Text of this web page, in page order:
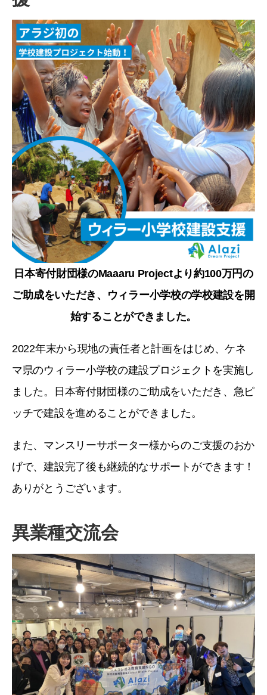
日本寄付財団様のMaaaru Projectより約100万円の
ご助成をいただき、ウィラー小学校の学校建設を開
始することができました。
2022年末から現地の責任者と計画をはじめ、ケネ
マ県のウィラー小学校の建設プロジェクトを実施し
ました。日本寄付財団様のご助成をいただき、急ピ
ッチで建設を進めることができました。
また、マンスリーサポーター様からのご支援のおか
げで、建設完了後も継続的なサポートができます！
ありがとうございます。
異業種交流会